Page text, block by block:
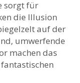
sorgt für
die Illusion
auf der
umwerfende
machen das